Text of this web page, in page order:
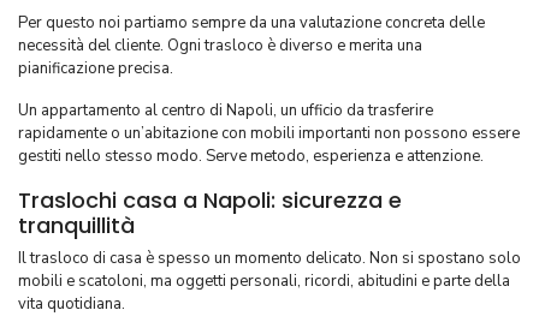
Per questo noi partiamo sempre da una valutazione concreta delle
necessità del cliente. Ogni trasloco è diverso e merita una
pianificazione precisa.
Un appartamento al centro di Napoli, un ufficio da trasferire
rapidamente o un’abitazione con mobili importanti non possono essere
gestiti nello stesso modo. Serve metodo, esperienza e attenzione.
Traslochi casa a Napoli: sicurezza e
tranquillità
Il trasloco di casa è spesso un momento delicato. Non si spostano solo
mobili e scatoloni, ma oggetti personali, ricordi, abitudini e parte della
vita quotidiana.